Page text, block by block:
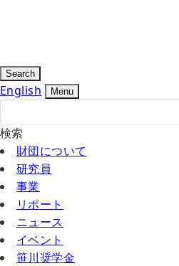
Search
English Menu
検索
財団について
研究員
事業
リポート
ニュース
イベント
笹川奨学金